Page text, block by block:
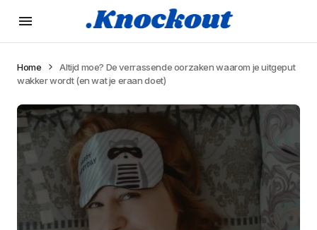
Home
Altijd moe? De verrassende oorzaken waarom je uitgeput
wakker wordt (en wat je eraan doet)